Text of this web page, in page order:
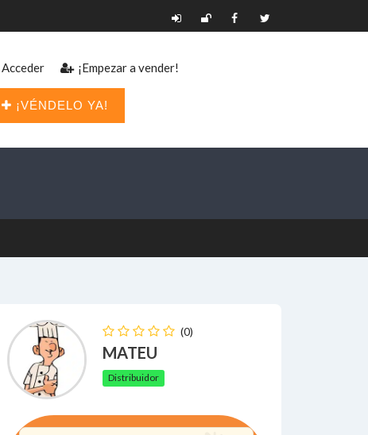
Acceder ¡Empezar a vender!
¡VÉNDELO YA!
(0)
MATEU
Distribuidor